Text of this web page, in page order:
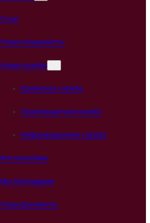
О нас
Наши специалисты
Наши службы
Кризисная служба
Правозащитная служба
Информационная служба
Фотоальбомы
Мы благодарим
Наши документы